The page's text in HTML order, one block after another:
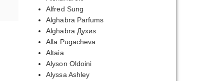
Alfred Sung
Alghabra Parfums
Alghabra Духиs
Alla Pugacheva
Altaia
Alyson Oldoini
Alyssa Ashley